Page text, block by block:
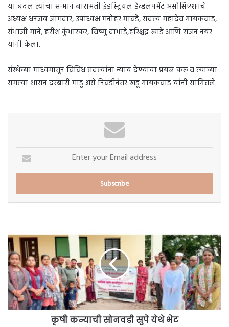
या बदल त्यांचा सन्मान बारामती इंडस्ट्रियल डेव्हलपमेंट असोसिएशनचे
अध्यक्ष धनंजय जामदार, उपाध्यक्ष मनोहर गावडे, सदस्य महादेव गायकवाड,
संभाजी माने, हरीश कुंभारकर, विष्णु दाभाडे,हरिश्चंद्र खाडे आणि राजन नयर
यांनी केला.
संस्थेच्या माध्यमातून विविध सदस्यांना न्याय देण्याचा प्रयत्न करू व त्यांच्या
समस्या शासन दरबारी मांडू असे निवडीनंतर खंडू गायकवाड यांनी सांगितले.
Enter
your
Email
कन्याची
सोनवडी
सुपे
येथे
भेट
कृषी कन्याची सोनवडी सुपे येथे भेट